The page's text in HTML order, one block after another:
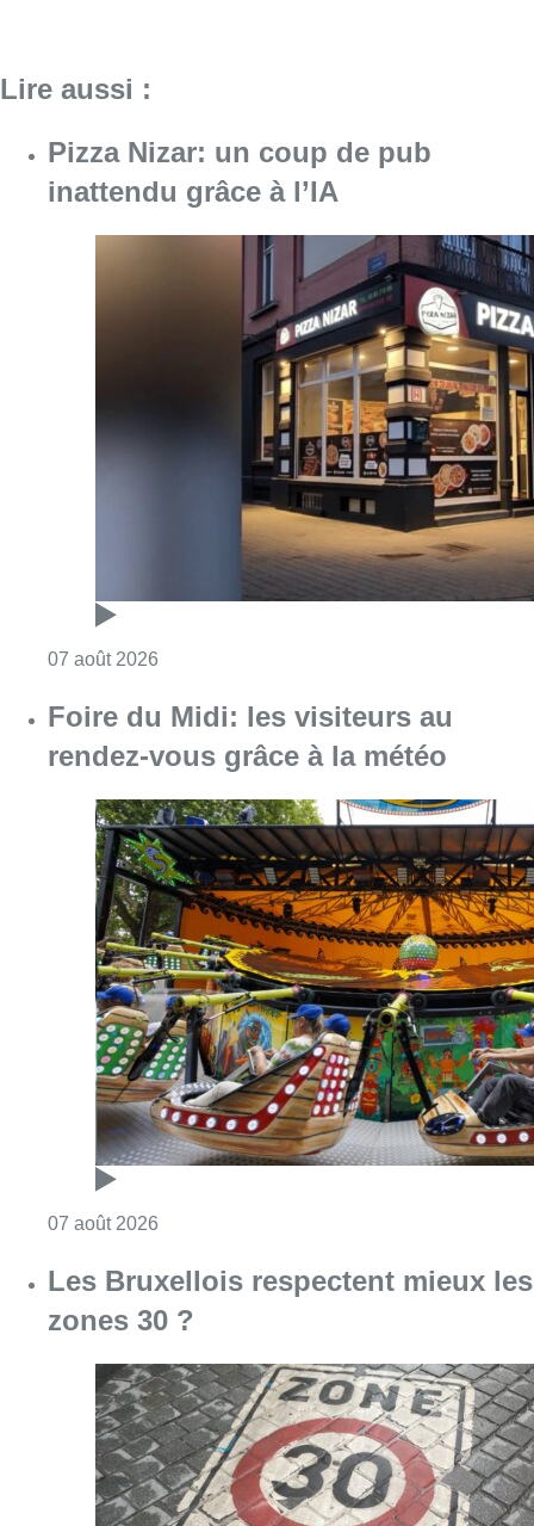
Lire aussi :
Pizza Nizar: un coup de pub
inattendu grâce à l’IA
07 août 2026
Foire du Midi: les visiteurs au
rendez-vous grâce à la météo
07 août 2026
Les Bruxellois respectent mieux les
zones 30 ?